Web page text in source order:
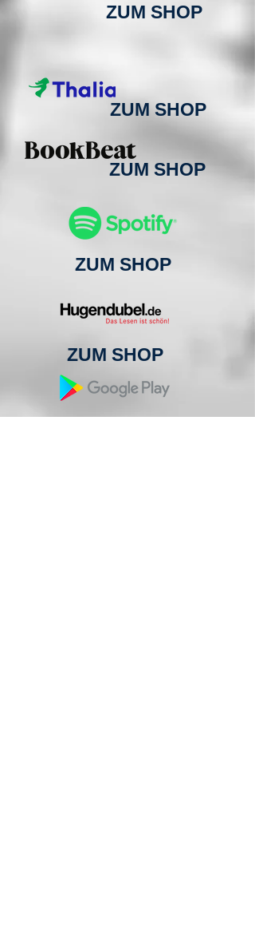
ZUM SHOP
ZUM SHOP
ZUM SHOP
ZUM SHOP
ZUM SHOP